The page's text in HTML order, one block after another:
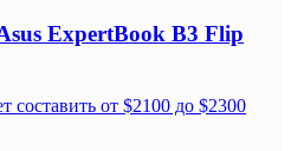
ExpertBook B3 Flip
составить от $2100 до $2300